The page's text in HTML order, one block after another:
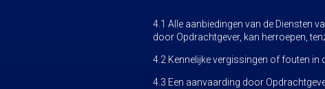
4.1 Alle aanbiedingen van de Diensten
door Opdrachtgever, kan herroepen,
4.2 Kennelijke vergissingen of fouten in
4.3 Een aanvaarding door